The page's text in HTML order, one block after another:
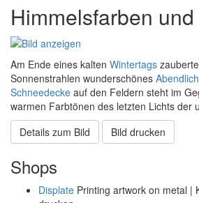
Himmelsfarben
Am Ende eines kalten Wintertags
Sonnenstrahlen wunderschönes
Schneedecke auf den Feldern steht im
warmen Farbtönen des letzten Lichts der
Details zum Bild
Bild drucken
Shops
Displate Printing artwork on metal |